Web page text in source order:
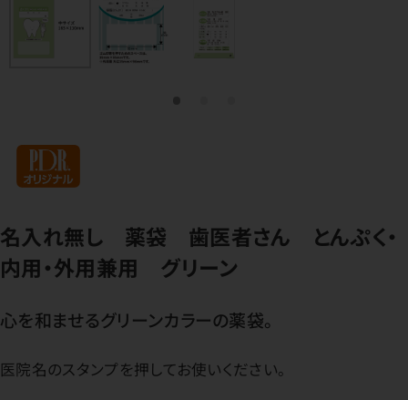
名入れ無し 薬袋 歯医者さん とんぷく・
内用・外用兼用 グリーン
心を和ませるグリーンカラーの薬袋。
医院名のスタンプを押してお使いください。